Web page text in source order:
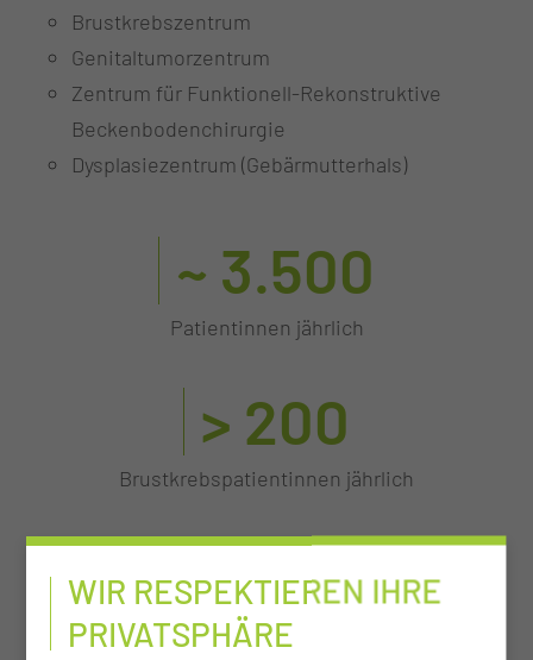
Brustkrebszentrum
Genitaltumorzentrum
Zentrum für Funktionell-Rekonstruktive
Beckenbodenchirurgie
Dysplasiezentrum (Gebärmutterhals)
~ 3.500
Patientinnen jährlich
> 200
Brustkrebspatientinnen jährlich
~ 1.100
Geburten jährlich
WIR RESPEKTIEREN IHRE
PRIVATSPHÄRE